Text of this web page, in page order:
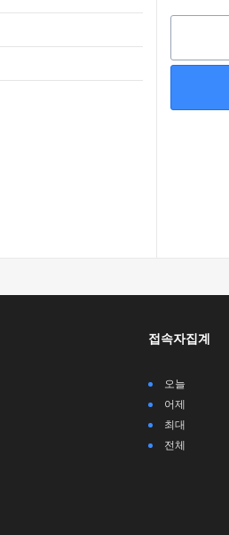
접속자집계
오늘
어제
최대
전체